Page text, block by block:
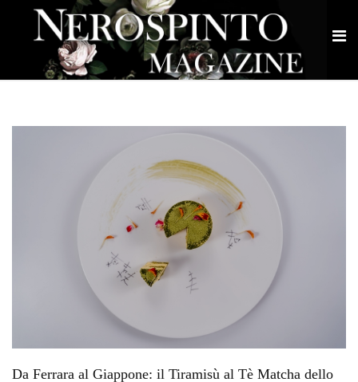
Da Ferrara al Giappone: il Tiramisù al Tè Matcha dello